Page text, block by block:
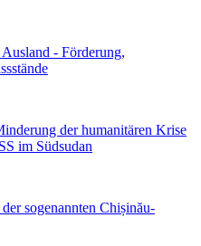
- Förderung,
der humanitären Krise
im Südsudan
sogenannten Chișinău-